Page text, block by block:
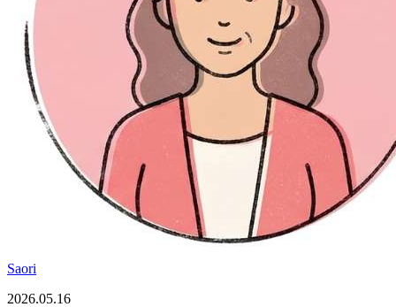
Saori
2026.05.16